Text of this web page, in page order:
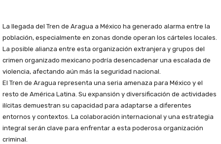
La llegada del Tren de Aragua a México ha generado alarma entre la
población, especialmente en zonas donde operan los cárteles locales.
La posible alianza entre esta organización extranjera y grupos del
crimen organizado mexicano podría desencadenar una escalada de
violencia, afectando aún más la seguridad nacional.
El Tren de Aragua representa una seria amenaza para México y el
resto de América Latina. Su expansión y diversificación de actividades
ilícitas demuestran su capacidad para adaptarse a diferentes
entornos y contextos. La colaboración internacional y una estrategia
integral serán clave para enfrentar a esta poderosa organización
criminal.